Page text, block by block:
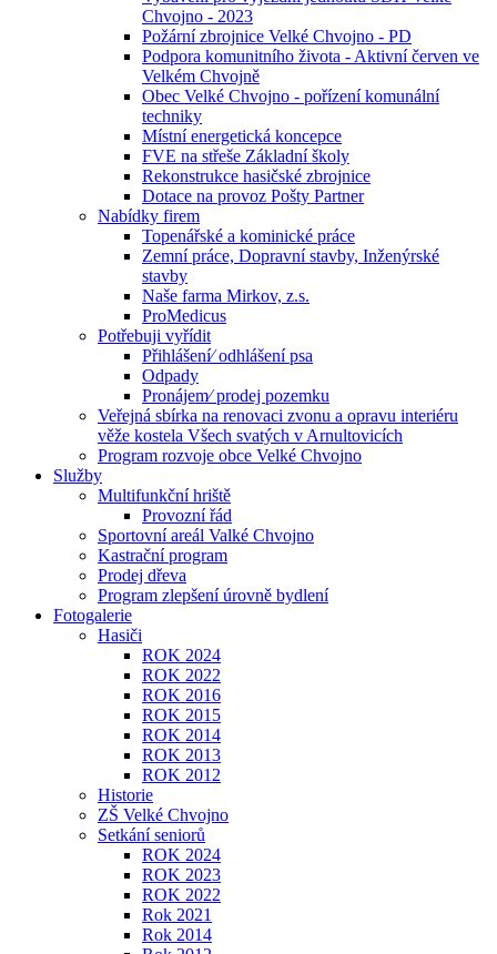
Chvojno - 2023
Požární zbrojnice Velké Chvojno - PD
Podpora komunitního života - Aktivní červen ve
Velkém Chvojně
Obec Velké Chvojno - pořízení komunální
techniky
Místní energetická koncepce
FVE na střeše Základní školy
Rekonstrukce hasičské zbrojnice
Dotace na provoz Pošty Partner
Nabídky firem
Topenářské a kominické práce
Zemní práce, Dopravní stavby, Inženýrské
stavby
Naše farma Mirkov, z.s.
ProMedicus
Potřebuji vyřídit
Přihlášení⁄ odhlášení psa
Odpady
Pronájem⁄ prodej pozemku
Veřejná sbírka na renovaci zvonu a opravu interiéru
věže kostela Všech svatých v Arnultovicích
Program rozvoje obce Velké Chvojno
Služby
Multifunkční hriště
Provozní řád
Sportovní areál Valké Chvojno
Kastrační program
Prodej dřeva
Program zlepšení úrovně bydlení
Fotogalerie
Hasiči
ROK 2024
ROK 2022
ROK 2016
ROK 2015
ROK 2014
ROK 2013
ROK 2012
Historie
ZŠ Velké Chvojno
Setkání seniorů
ROK 2024
ROK 2023
ROK 2022
Rok 2021
Rok 2014